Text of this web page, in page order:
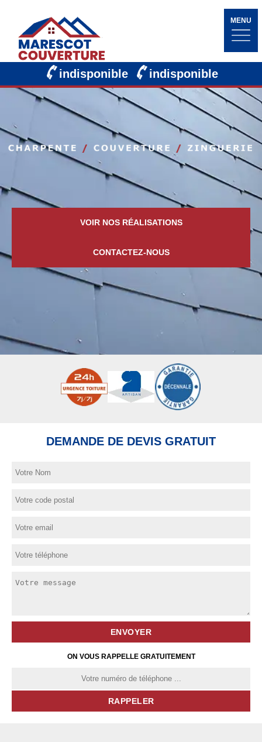
MENU
indisponible indisponible
VOIR NOS RÉALISATIONS
CONTACTEZ-NOUS
DEMANDE DE DEVIS GRATUIT
ON VOUS RAPPELLE GRATUITEMENT